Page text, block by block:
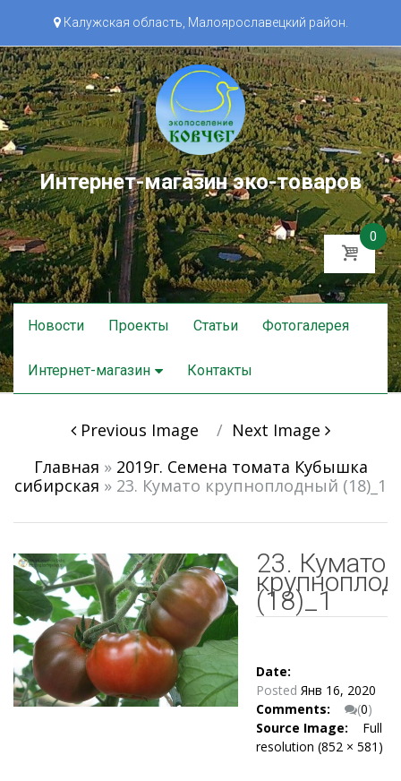
Калужская область, Малоярославецкий район.
Интернет-магазин эко-товаров
0
Skip
to
Новости Проекты Статьи Фотогалерея
Интернет-магазин Контакты
Previous Image
Next Image
Главная » 2019г. Семена томата Кубышка
сибирская » 23. Кумато крупноплодный (18)_1
23. Кумато
(18)_1
Date:
Posted Янв 16, 2020
Comments:
(0)
Source Image:
Full
resolution (852 × 581)